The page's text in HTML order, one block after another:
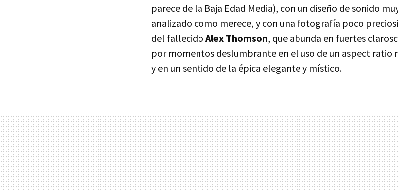
parece de la Baja Edad Media), con un diseño de sonido
analizado como merece, y con una fotografía poco
del fallecido Alex Thomson, que abunda en fuertes
por momentos deslumbrante en el uso de un aspect ratio
y en un sentido de la épica elegante y místico.